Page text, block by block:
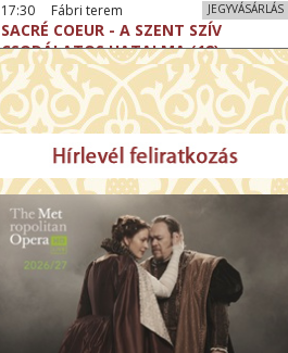
JEGYVÁSÁRLÁS
17:30 Fábri terem
SACRÉ COEUR - A SZENT SZÍV
CSODÁLATOS HATALMA (12)
JEGYVÁSÁRLÁS
17:30 Törőcsik Mari terem
SZERELMEM, MAROKKÓ (16)
JEGYVÁSÁRLÁS
17:30 Csortos terem
MOHÁCS – VILÁGOK HARCA (12)
JEGYVÁSÁRLÁS
19:00 Díszterem
ODÜSSZEIA (16)
19:30 Csortos terem
MEGHÍVÁS (16)
JEGYVÁSÁRLÁS
19:30 Fábri terem
KESERŰ KARÁCSONY (16)
JEGYVÁSÁRLÁS
20:00 Törőcsik Mari terem